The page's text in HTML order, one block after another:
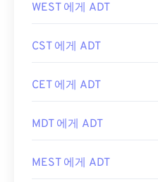
WEST 에게 ADT
CST 에게 ADT
CET 에게 ADT
MDT 에게 ADT
MEST 에게 ADT